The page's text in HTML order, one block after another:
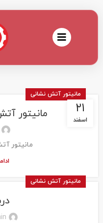
۲۱
اسفند
مانیتور آتش نشانی
مانیتور
مانیتور
مانیتور آتش نشانی